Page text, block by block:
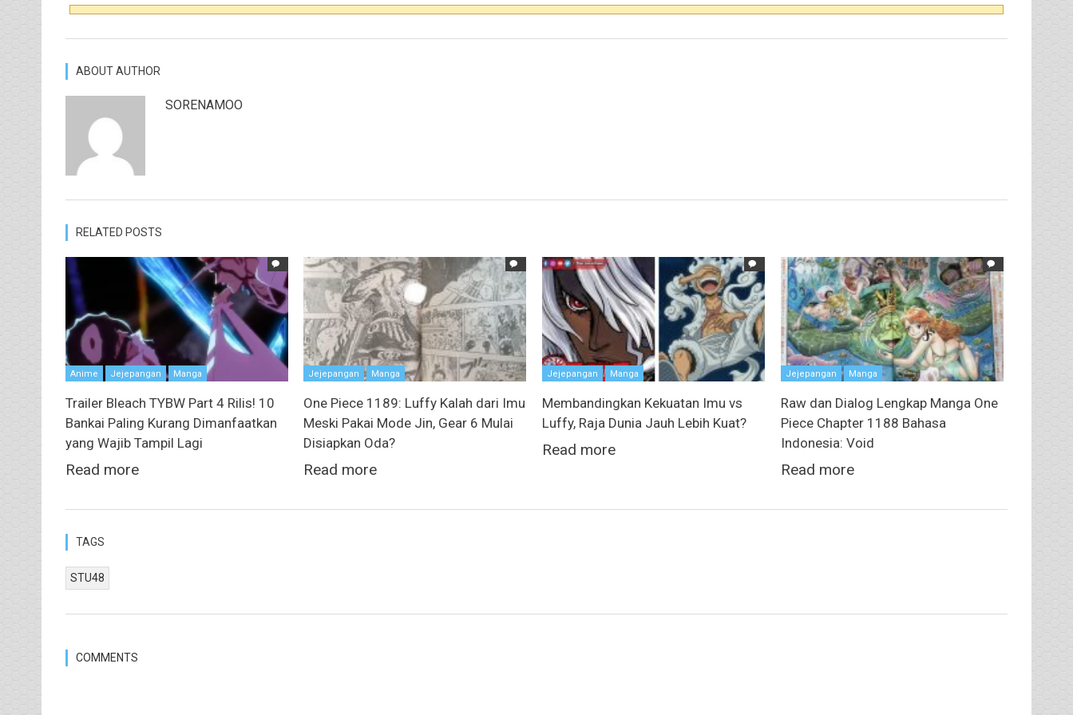
ABOUT AUTHOR
SORENAMOO
RELATED POSTS
Anime Jejepangan Manga
Trailer Bleach TYBW Part 4 Rilis! 10
Bankai Paling Kurang Dimanfaatkan
yang Wajib Tampil Lagi
Read more
Jejepangan Manga
One Piece 1189: Luffy Kalah dari Imu
Meski Pakai Mode Jin, Gear 6 Mulai
Disiapkan Oda?
Read more
Jejepangan Manga
Membandingkan Kekuatan Imu vs
Luffy, Raja Dunia Jauh Lebih Kuat?
Read more
Jejepangan Manga
Raw dan Dialog Lengkap Manga One
Piece Chapter 1188 Bahasa
Indonesia: Void
Read more
TAGS
STU48
COMMENTS